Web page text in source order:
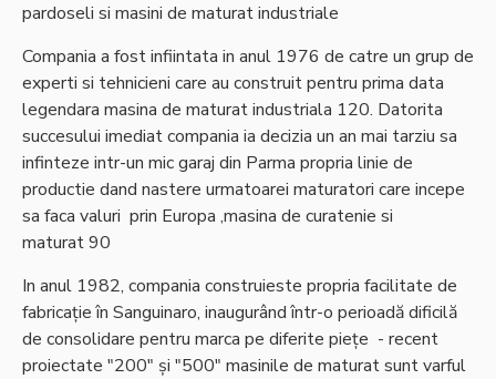
pardoseli si masini de maturat industriale
Compania a fost infiintata in anul 1976 de catre un grup de
experti si tehnicieni care au construit pentru prima data
legendara masina de maturat industriala 120. Datorita
succesului imediat compania ia decizia un an mai tarziu sa
infinteze intr-un mic garaj din Parma propria linie de
productie dand nastere urmatoarei maturatori care incepe
sa faca valuri prin Europa ,masina de curatenie si
maturat 90
In anul 1982, compania construieste propria facilitate de
fabricație în Sanguinaro, inaugurând într-o perioadă dificilă
de consolidare pentru marca pe diferite piețe - recent
proiectate "200" și "500" masinile de maturat sunt varful